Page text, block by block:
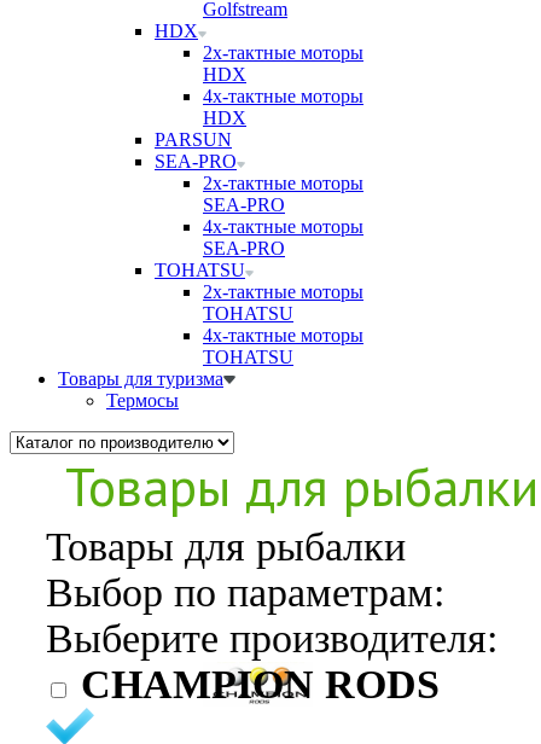
Golfstream
HDX
2х-тактные моторы
HDX
4х-тактные моторы
HDX
PARSUN
SEA-PRO
2х-тактные моторы
SEA-PRO
4х-тактные моторы
SEA-PRO
TOHATSU
2х-тактные моторы
TOHATSU
4х-тактные моторы
TOHATSU
Товары для туризма
Термосы
Товары для рыбалки
Товары для рыбалки
Выбор по параметрам:
Выберите производителя:
CHAMPION RODS